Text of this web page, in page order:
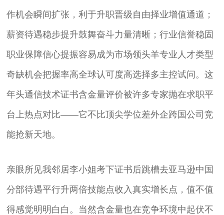
作机会瞬间扩张，利于升职晋级自由择业增值通道；
薪资待遇稳步提升鼓舞奋斗力量清晰；行业信誉稳固
职业保障信心提振容易成为市场领头羊专业人才类型
奇缺机会把握率高全球认可度高选择多主控试问。这
年头通信技术证书含金量评价被许多专家抛在求职平
台上热点对比——它不比顶尖学位差外企跨国公司竞
能抢新天地。
亲眼所见我邻居李小姐考下证书后跳槽去亚马逊中国
分部待遇平行升两倍技能点收入真实增长点，值不值
得感觉明明白白。当然含金量也在竞争环境中起伏不